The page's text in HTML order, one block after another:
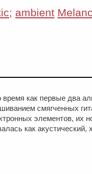
ambient
время как первые два
смягченных
элементов, их
как